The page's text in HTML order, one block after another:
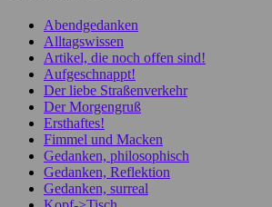
Abendgedanken
Alltagswissen
Artikel, die noch offen sind!
Aufgeschnappt!
Der liebe Straßenverkehr
Der Morgengruß
Ersthaftes!
Fimmel und Macken
Gedanken, philosophisch
Gedanken, Reflektion
Gedanken, surreal